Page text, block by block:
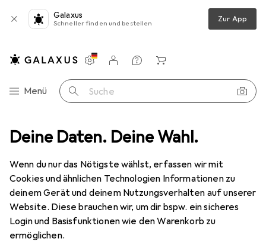
Deine Daten. Deine Wahl.
Wenn du nur das Nötigste wählst, erfassen wir mit
Cookies und ähnlichen Technologien Informationen zu
deinem Gerät und deinem Nutzungsverhalten auf unserer
Website. Diese brauchen wir, um dir bspw. ein sicheres
Login und Basisfunktionen wie den Warenkorb zu
ermöglichen.
Galaxus
Schneller finden und bestellen Zur App
Navigation nach Kategorien
Menü Suche
Einstellungen
Kundenkonto
Vergleichslisten
Merklisten
Warenkorb
Sportarten Angeln Angelzubehör Black-Cat U-Pose
Black-Cat U-Pose
EUR
11,90